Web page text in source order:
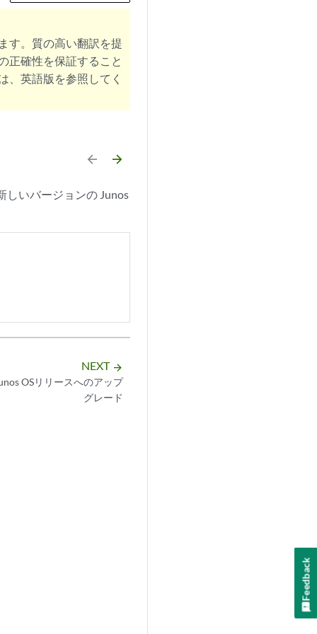
す。質の高い翻訳を提
正確性を保証すること
、英語版を参照してく
arrow_backward arrow_forward
しいバージョンの Junos
NEXT arrow_forward
OSリリースへのアップ
グレード
Feedback